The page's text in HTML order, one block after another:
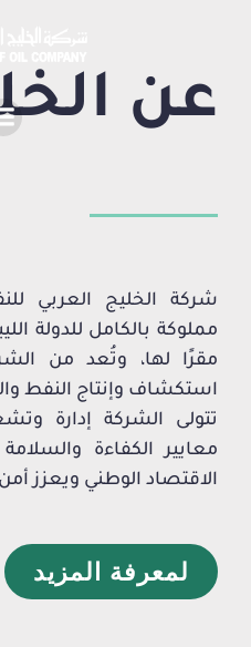
عن
شركة الخليج العربي
مملوكة بالكامل للدولة
مقرًا لها، وتُعد من
استكشاف وإنتاج النفط
تتولى الشركة إدارة
معايير الكفاءة
الاقتصاد الوطني ويعزز
لمعرفة المزيد